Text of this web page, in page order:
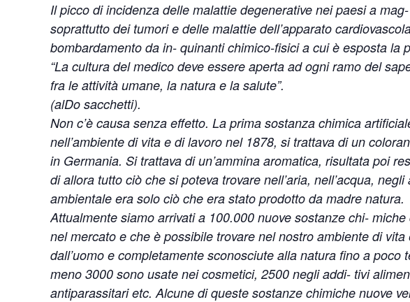
Il picco di incidenza delle malattie degenerative nei paesi a
soprattutto dei tumori e delle malattie dell’apparato
bombardamento da in- quinanti chimico-fisici a cui è esposta la
“La cultura del medico deve essere aperta ad ogni ramo del
fra le attività umane, la natura e la salute”.
(alDo sacchetti).
Non c’è causa senza effetto. La prima sostanza chimica
nell’ambiente di vita e di lavoro nel 1878, si trattava di un
in Germania. Si trattava di un’ammina aromatica, risultata poi
di allora tutto ciò che si poteva trovare nell’aria, nell’acqua,
ambientale era solo ciò che era stato prodotto da madre natura.
Attualmente siamo arrivati a 100.000 nuove sostanze chi-
nel mercato e che è possibile trovare nel nostro ambiente di
dall’uomo e completamente sconosciute alla natura fino a
meno 3000 sono usate nei cosmetici, 2500 negli addi- tivi
antiparassitari etc. Alcune di queste sostanze chimiche nuove